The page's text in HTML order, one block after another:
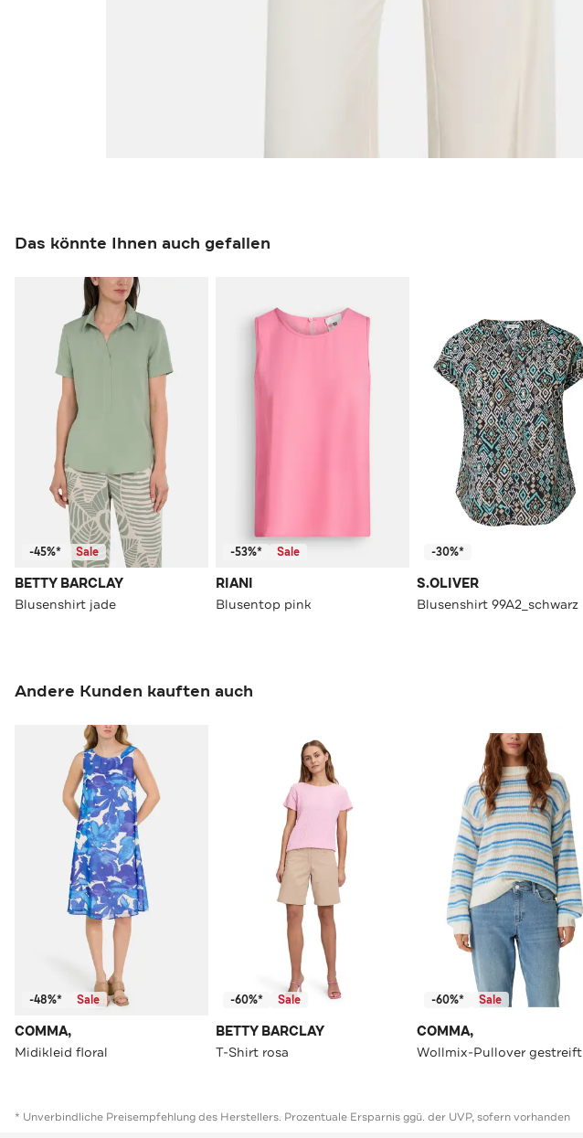
Das könnte Ihnen auch gefallen
-45%* Sale
BETTY BARCLAY
Blusenshirt jade
-53%* Sale
RIANI
Blusentop pink
-30%*
S.OLIVER
Blusenshirt 99A2_schwarz
Andere Kunden kauften auch
-48%* Sale
COMMA,
Midikleid floral
-60%* Sale
BETTY BARCLAY
T-Shirt rosa
-60%* Sale
COMMA,
Wollmix-Pullover gestreift
* Unverbindliche Preisempfehlung des Herstellers. Prozentuale Ersparnis ggü. der UVP, sofern vorhanden